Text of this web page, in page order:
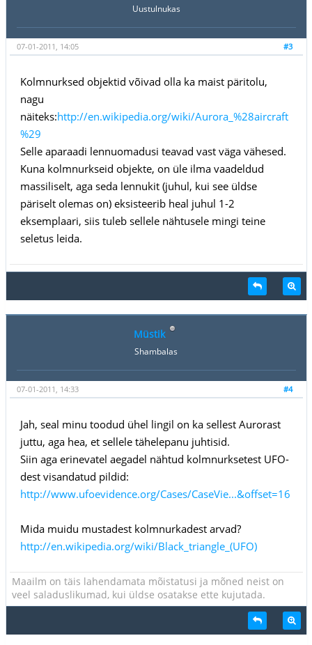
Uustulnukas
#3
07-01-2011, 14:05
Kolmnurksed objektid võivad olla ka maist päritolu,
nagu
näiteks:http://en.wikipedia.org/wiki/Aurora_%28aircraft
%29
Selle aparaadi lennuomadusi teavad vast väga vähesed.
Kuna kolmnurkseid objekte, on üle ilma vaadeldud
massiliselt, aga seda lennukit (juhul, kui see üldse
päriselt olemas on) eksisteerib heal juhul 1-2
eksemplaari, siis tuleb sellele nähtusele mingi teine
seletus leida.
Müstik
Shambalas
#4
07-01-2011, 14:33
Jah, seal minu toodud ühel lingil on ka sellest Aurorast
juttu, aga hea, et sellele tähelepanu juhtisid.
Siin aga erinevatel aegadel nähtud kolmnurksetest UFO-
dest visandatud pildid:
http://www.ufoevidence.org/Cases/CaseVie...&offset=16
Mida muidu mustadest kolmnurkadest arvad?
http://en.wikipedia.org/wiki/Black_triangle_(UFO)
Maailm on täis lahendamata mõistatusi ja mõned neist on
veel saladuslikumad, kui üldse osatakse ette kujutada.